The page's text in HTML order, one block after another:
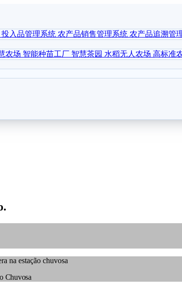
投入品管理系统 农产品销售管理系统 农产品追溯管
农场 智能种苗工厂 智慧茶园 水稻无人农场 高标准
Chuvosa